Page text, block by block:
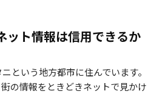
ット情報は信用できるか
という地方都市に住んでいます。
の情報をときどきネットで見かけ